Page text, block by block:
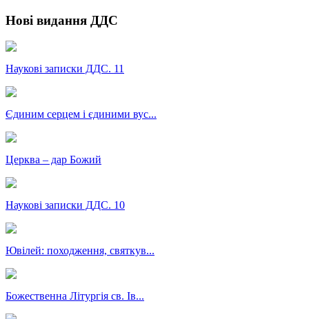
Нові видання ДДС
Наукові записки ДДС. 11
Єдиним серцем і єдиними вус...
Церква – дар Божий
Наукові записки ДДС. 10
Ювілей: походження, святкув...
Божественна Літургія св. Ів...